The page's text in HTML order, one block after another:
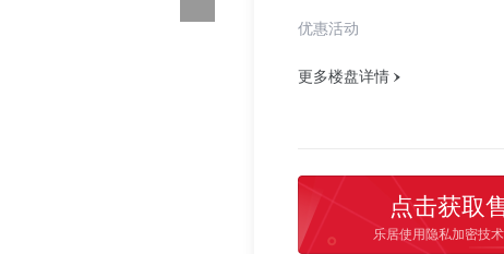
优惠活动
更多楼盘详情
点击获取
乐居使用隐私加密技